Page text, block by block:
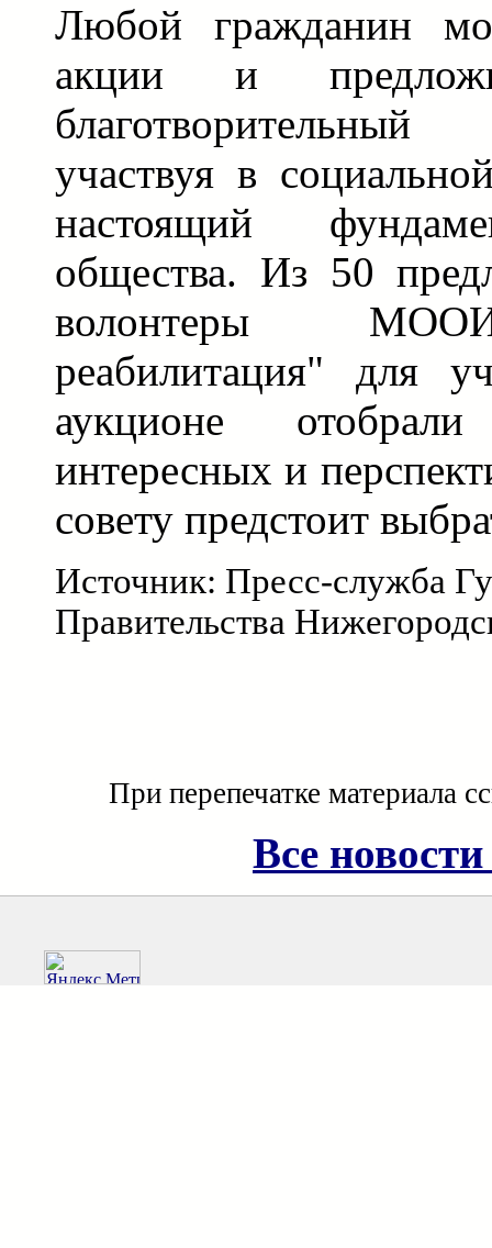
Любой гражданин
акции и
участвуя в
настоящий
общества. Из 50
волонтеры
реабилитация" для
аукционе
интересных и
совету предстоит
Источник: Пресс-служба
Правительства
При перепечатке материала
Все